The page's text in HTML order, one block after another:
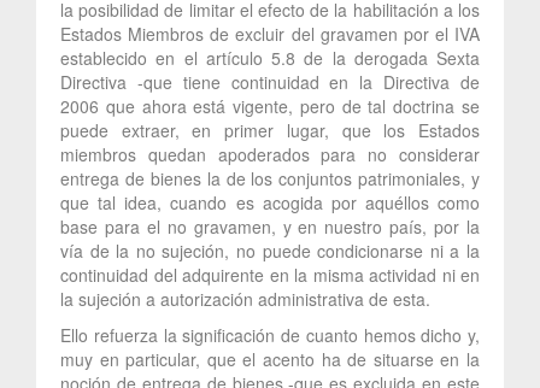
la posibilidad de limitar el efecto de la habilitación a los
Estados Miembros de excluir del gravamen por el IVA
establecido en el artículo 5.8 de la derogada Sexta
Directiva -que tiene continuidad en la Directiva de
2006 que ahora está vigente, pero de tal doctrina se
puede extraer, en primer lugar, que los Estados
miembros quedan apoderados para no considerar
entrega de bienes la de los conjuntos patrimoniales, y
que tal idea, cuando es acogida por aquéllos como
base para el no gravamen, y en nuestro país, por la
vía de la no sujeción, no puede condicionarse ni a la
continuidad del adquirente en la misma actividad ni en
la sujeción a autorización administrativa de esta.
Ello refuerza la significación de cuanto hemos dicho y,
muy en particular, que el acento ha de situarse en la
noción de entrega de bienes -que es excluida en este